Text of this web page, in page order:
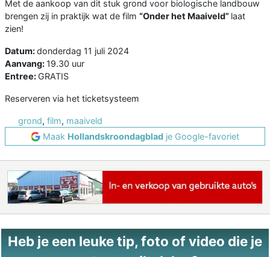
Met de aankoop van dit stuk grond voor biologische landbouw
brengen zij in praktijk wat de film “Onder het Maaiveld” laat
zien!
Datum:donderdag 11 juli 2024
Aanvang: 19.30 uur
Entree:GRATIS
Reserveren via het ticketsysteem
grond, film, maaiveld
Maak Hollandskroondagblad je Google-favoriet
Heb je een leuke tip, foto of video die je